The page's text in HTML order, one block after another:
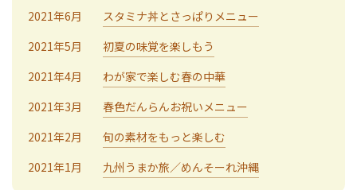
2021年6月
スタミナ丼とさっぱりメニュー
2021年5月
初夏の味覚を楽しもう
2021年4月
わが家で楽しむ春の中華
2021年3月
春色だんらんお祝いメニュー
2021年2月
旬の素材をもっと楽しむ
2021年1月
九州うまか旅／めんそーれ沖縄